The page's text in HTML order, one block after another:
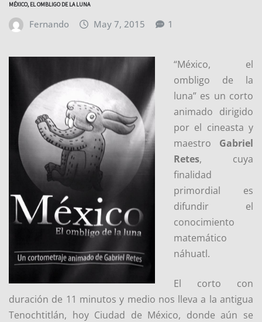
MÉXICO, EL OMBLIGO DE LA LUNA
Fernando May 7, 2015 1
“México, el
ombligo de la
luna” es un corto
animado dirigido
por el cineasta y
maestro Gabriel
Retes, cuya
finalidad
primordial es
difundir el
conocimiento
matemático
náhuatl.
El corto con
duración de 11 minutos y medio nos lleva a la antigua
Tenochtitlán, hoy Ciudad de México, donde aún se